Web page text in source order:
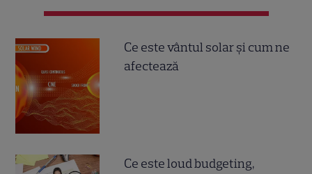
Ce este vântul solar și cum ne
afectează
Ce este loud budgeting,